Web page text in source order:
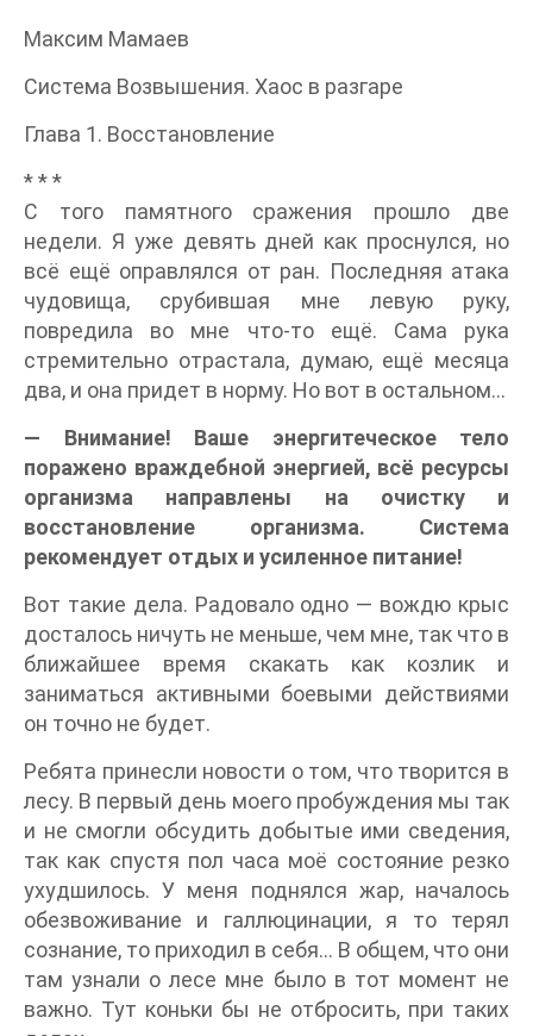
Максим Мамаев
Система Возвышения. Хаос в разгаре
Глава 1. Восстановление
* * *
С того памятного сражения прошло две
недели. Я уже девять дней как проснулся, но
всё ещё оправлялся от ран. Последняя атака
чудовища, срубившая мне левую руку,
повредила во мне что-то ещё. Сама рука
стремительно отрастала, думаю, ещё месяца
два, и она придет в норму. Но вот в остальном…
— Внимание! Ваше энергитеческое тело
поражено враждебной энергией, всё ресурсы
организма направлены на очистку и
восстановление организма. Система
рекомендует отдых и усиленное питание!
Вот такие дела. Радовало одно — вождю крыс
досталось ничуть не меньше, чем мне, так что в
ближайшее время скакать как козлик и
заниматься активными боевыми действиями
он точно не будет.
Ребята принесли новости о том, что творится в
лесу. В первый день моего пробуждения мы так
и не смогли обсудить добытые ими сведения,
так как спустя пол часа моё состояние резко
ухудшилось. У меня поднялся жар, началось
обезвоживание и галлюцинации, я то терял
сознание, то приходил в себя… В общем, что они
там узнали о лесе мне было в тот момент не
важно. Тут коньки бы не отбросить, при таких